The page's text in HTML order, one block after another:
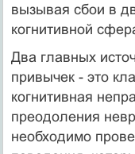
вызывая сбои в
когнитивной
Два главных
привычек - это
когнитивная
преодоления
необходимо